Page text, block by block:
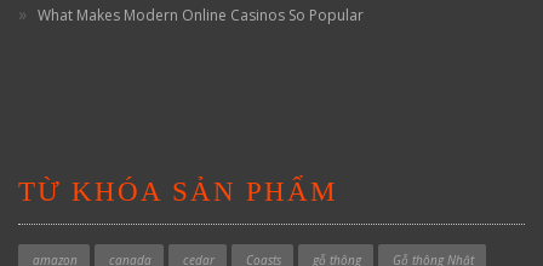
What Makes Modern Online Casinos So Popular
TỪ KHÓA SẢN PHẨM
amazon canada cedar Coasts gỗ thông Gỗ thông Nhật